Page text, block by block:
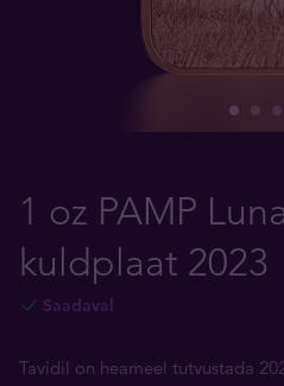
1 oz PAMP
kuldplaat 2023
Saadaval
Tavidil on heameel tutvustada